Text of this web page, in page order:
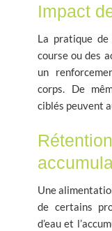
Impact
La pratique
course ou des
un
corps. De
ciblés peuvent
Une
de certains
d’eau et